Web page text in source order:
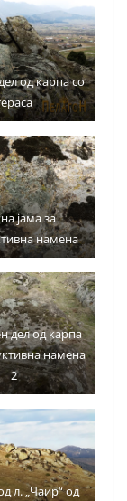
од карпа со
јама за
намена
дел од карпа
намена
2
л. „Чаир“ од